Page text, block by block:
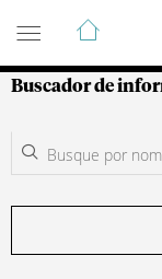
Guía de
Buscador de